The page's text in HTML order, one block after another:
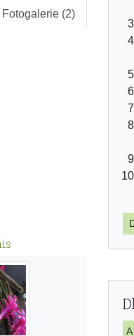
Fotogalerie (2)
A